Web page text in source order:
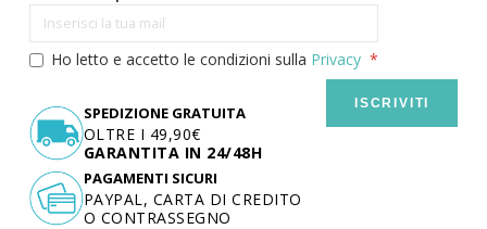
Ho letto e accetto le condizioni sulla Privacy
ISCRIVITI
SPEDIZIONE GRATUITA
OLTRE I 49,90€
GARANTITA IN 24/48H
PAGAMENTI SICURI
PAYPAL, CARTA DI CREDITO
O CONTRASSEGNO